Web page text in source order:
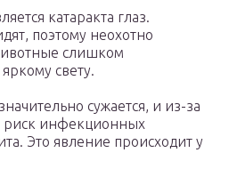
катаракта глаз.
поэтому неохотно
слишком
свету.
сужается, и из-за
риск инфекционных
Это явление происходит у